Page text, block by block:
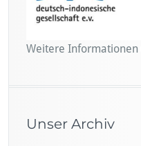
Weitere Informationen
Unser Archiv